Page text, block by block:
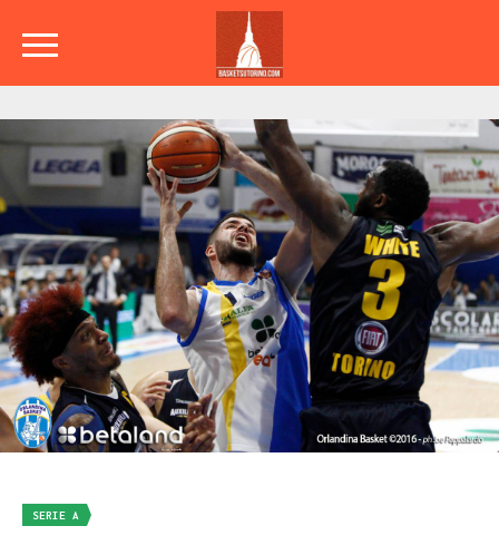
SERIE A